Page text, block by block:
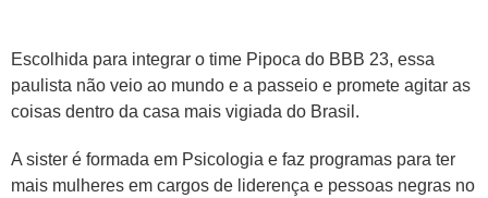
Escolhida para integrar o time Pipoca do BBB 23, essa
paulista não veio ao mundo e a passeio e promete agitar as
coisas dentro da casa mais vigiada do Brasil.
A sister é formada em Psicologia e faz programas para ter
mais mulheres em cargos de liderença e pessoas negras no